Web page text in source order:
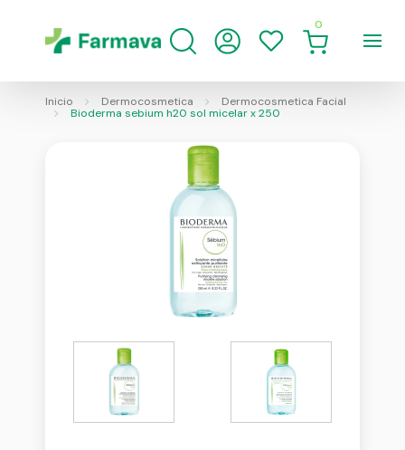
0
Inicio Dermocosmetica
Dermocosmetica Facial
Bioderma sebium h20 sol micelar x 250